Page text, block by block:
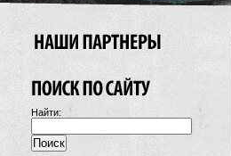
Найти: